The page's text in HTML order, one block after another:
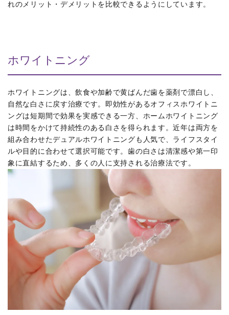
れのメリット・デメリットを比較できるようにしています。
ホワイトニング
ホワイトニングは、飲食や加齢で黄ばんだ歯を薬剤で漂白し、
自然な白さに戻す治療です。即効性があるオフィスホワイトニ
ングは短期間で効果を実感できる一方、ホームホワイトニング
は時間をかけて持続性のある白さを得られます。近年は両方を
組み合わせたデュアルホワイトニングも人気で、ライフスタイ
ルや目的に合わせて選択可能です。歯の白さは清潔感や第一印
象に直結するため、多くの人に支持される治療法です。